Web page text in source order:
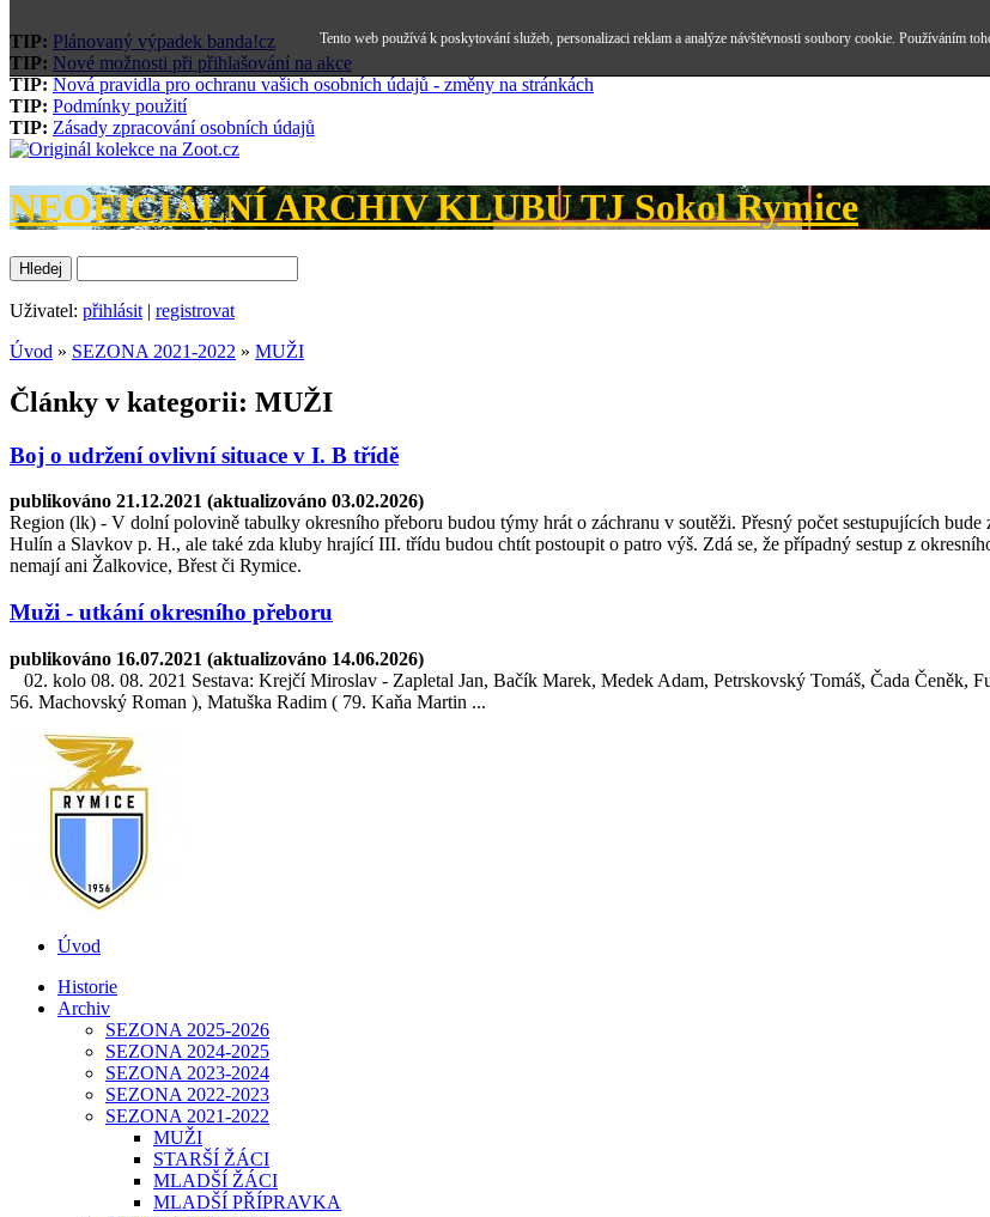
TIP: Plánovaný výpadek banda!cz
TIP: Nové možnosti při přihlašování na akce
TIP: Nová pravidla pro ochranu vašich osobních údajů - změny na stránkách
TIP: Podmínky použití
TIP: Zásady zpracování osobních údajů
NEOFICIÁLNÍ ARCHIV KLUBU TJ Sokol Rymice
Uživatel: přihlásit | registrovat
Úvod » SEZONA 2021-2022 » MUŽI
Články v kategorii: MUŽI
Boj o udržení ovlivní situace v I. B třídě
publikováno 21.12.2021 (aktualizováno 03.02.2026)
Region (lk) - V dolní polovině tabulky okresního přeboru budou týmy hrát o záchranu v soutěži. Přesný počet sestupujících
Hulín a Slavkov p. H., ale také zda kluby hrající III. třídu budou chtít postoupit o patro výš. Zdá se, že případný sestup z
nemají ani Žalkovice, Břest či Rymice.
Muži - utkání okresního přeboru
publikováno 16.07.2021 (aktualizováno 14.06.2026)
02. kolo 08. 08. 2021 Sestava: Krejčí Miroslav - Zapletal Jan, Bačík Marek, Medek Adam, Petrskovský Tomáš, Čada Čeněk,
56. Machovský Roman ), Matuška Radim ( 79. Kaňa Martin ...
Úvod
Historie
Archiv
SEZONA 2025-2026
SEZONA 2024-2025
SEZONA 2023-2024
SEZONA 2022-2023
SEZONA 2021-2022
MUŽI
STARŠÍ ŽÁCI
MLADŠÍ ŽÁCI
MLADŠÍ PŘÍPRAVKA
Tento web používá k poskytování služeb, personalizaci reklam a analýze návštěvnosti soubory cookie. Používáním